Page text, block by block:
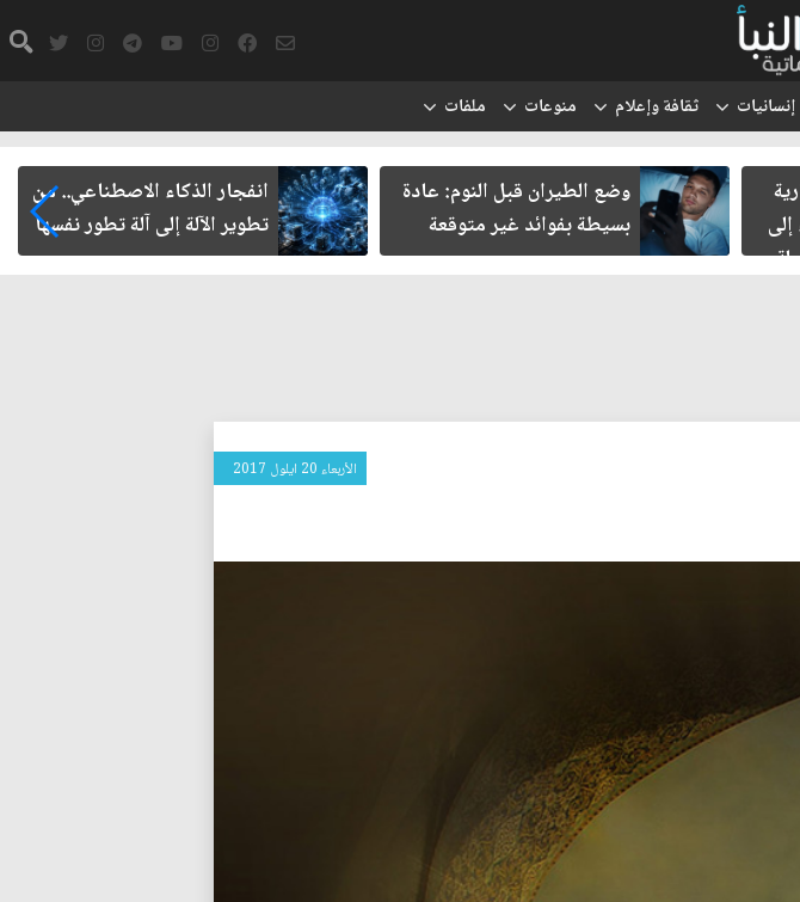
إنسانيات ثقافة وإعلام منوعات ملفات
وضع الطيران قبل النوم: عادة
بسيطة بفوائد غير متوقعة
انفجار الذكاء الاصطناعي.. من
تطوير الآلة إلى آلة تطور نفسها
الأربعاء 20 ايلول 2017